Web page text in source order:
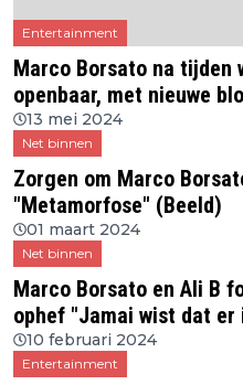
Entertainment
Marco Borsato na tijden
openbaar, met nieuwe
13 mei 2024
Net binnen
Zorgen om Marco
"Metamorfose" (Beeld)
01 maart 2024
Net binnen
Marco Borsato en Ali B
ophef "Jamai wist dat
10 februari 2024
Entertainment